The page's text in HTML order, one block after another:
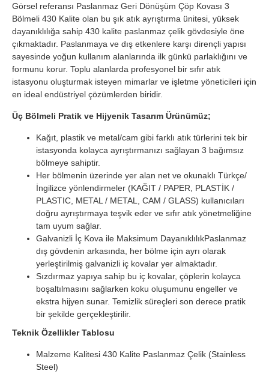
Görsel referansı Paslanmaz Geri Dönüşüm Çöp Kovası 3
Bölmeli 430 Kalite olan bu şık atık ayrıştırma ünitesi, yüksek
dayanıklılığa sahip 430 kalite paslanmaz çelik gövdesiyle öne
çıkmaktadır. Paslanmaya ve dış etkenlere karşı dirençli yapısı
sayesinde yoğun kullanım alanlarında ilk günkü parlaklığını ve
formunu korur. Toplu alanlarda profesyonel bir sıfır atık
istasyonu oluşturmak isteyen mimarlar ve işletme yöneticileri için
en ideal endüstriyel çözümlerden biridir.
Üç Bölmeli Pratik ve Hijyenik Tasarım Ürünümüz;
Kağıt, plastik ve metal/cam gibi farklı atık türlerini tek bir
istasyonda kolayca ayrıştırmanızı sağlayan 3 bağımsız
bölmeye sahiptir.
Her bölmenin üzerinde yer alan net ve okunaklı Türkçe/
İngilizce yönlendirmeler (KAĞIT / PAPER, PLASTİK /
PLASTIC, METAL / METAL, CAM / GLASS) kullanıcıları
doğru ayrıştırmaya teşvik eder ve sıfır atık yönetmeliğine
tam uyum sağlar.
Galvanizli İç Kova ile Maksimum DayanıklılıkPaslanmaz
dış gövdenin arkasında, her bölme için ayrı olarak
yerleştirilmiş galvanizli iç kovalar yer almaktadır.
Sızdırmaz yapıya sahip bu iç kovalar, çöplerin kolayca
boşaltılmasını sağlarken koku oluşumunu engeller ve
ekstra hijyen sunar. Temizlik süreçleri son derece pratik
bir şekilde gerçekleştirilir.
Teknik Özellikler Tablosu
Malzeme Kalitesi 430 Kalite Paslanmaz Çelik (Stainless
Steel)